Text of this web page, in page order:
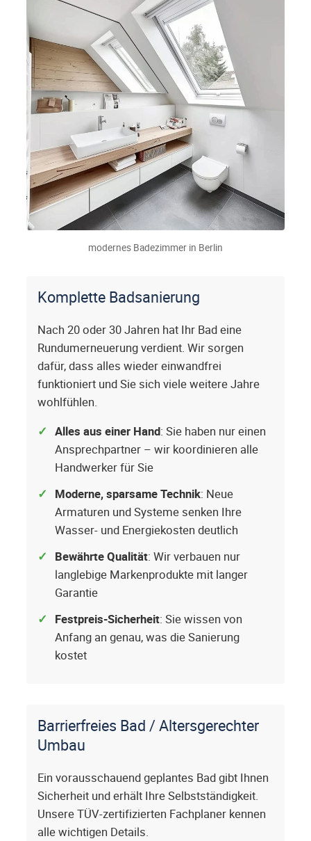
modernes Badezimmer in Berlin
Komplette Badsanierung
Nach 20 oder 30 Jahren hat Ihr Bad eine
Rundumerneuerung verdient. Wir sorgen
dafür, dass alles wieder einwandfrei
funktioniert und Sie sich viele weitere Jahre
wohlfühlen.
Alles aus einer Hand: Sie haben nur einen
Ansprechpartner – wir koordinieren alle
Handwerker für Sie
Moderne, sparsame Technik: Neue
Armaturen und Systeme senken Ihre
Wasser- und Energiekosten deutlich
Bewährte Qualität: Wir verbauen nur
langlebige Markenprodukte mit langer
Garantie
Festpreis-Sicherheit: Sie wissen von
Anfang an genau, was die Sanierung
kostet
Barrierfreies Bad / Altersgerechter
Umbau
Ein vorausschauend geplantes Bad gibt Ihnen
Sicherheit und erhält Ihre Selbstständigkeit.
Unsere TÜV-zertifizierten Fachplaner kennen
alle wichtigen Details.